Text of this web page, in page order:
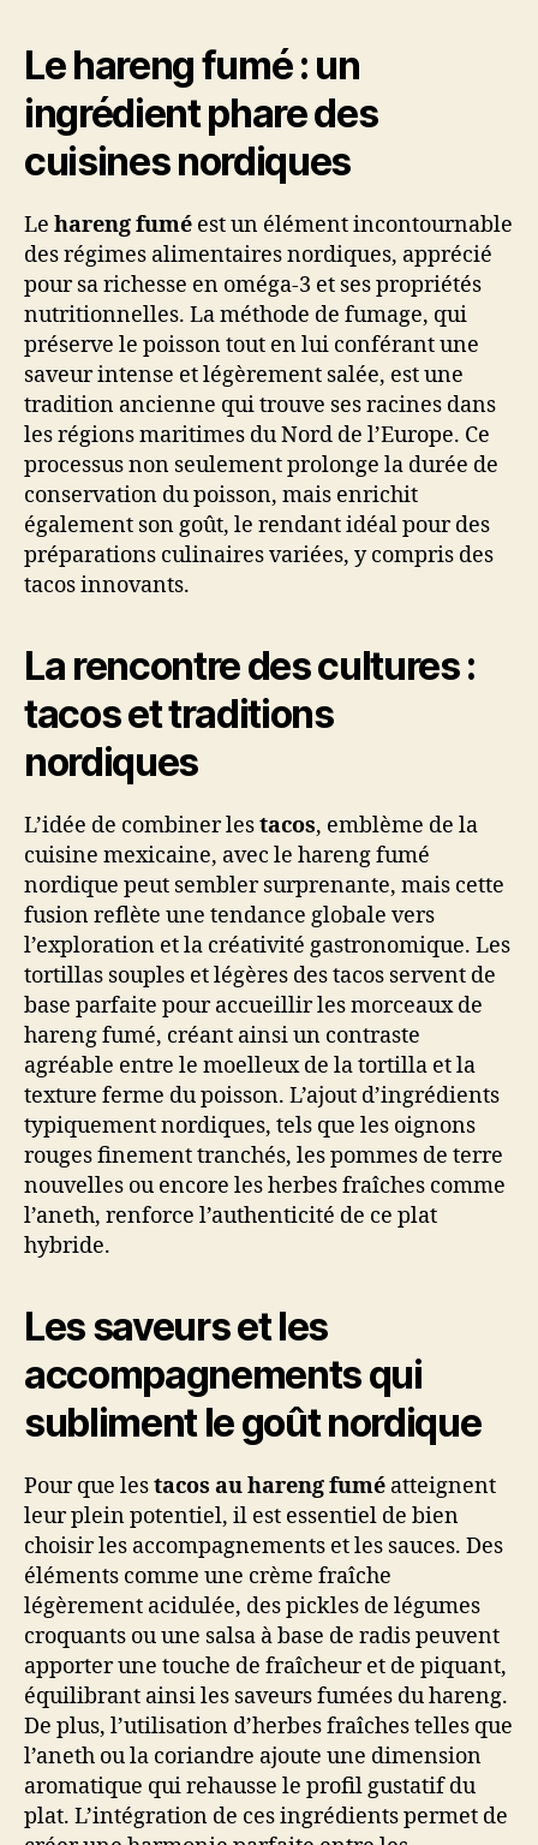
Le hareng fumé : un
ingrédient phare des
cuisines nordiques
Le hareng fumé est un élément incontournable
des régimes alimentaires nordiques, apprécié
pour sa richesse en oméga-3 et ses propriétés
nutritionnelles. La méthode de fumage, qui
préserve le poisson tout en lui conférant une
saveur intense et légèrement salée, est une
tradition ancienne qui trouve ses racines dans
les régions maritimes du Nord de l’Europe. Ce
processus non seulement prolonge la durée de
conservation du poisson, mais enrichit
également son goût, le rendant idéal pour des
préparations culinaires variées, y compris des
tacos innovants.
La rencontre des cultures :
tacos et traditions
nordiques
L’idée de combiner lestacos, emblème de la
cuisine mexicaine, avec le hareng fumé
nordique peut sembler surprenante, mais cette
fusion reflète une tendance globale vers
l’exploration et la créativité gastronomique. Les
tortillas souples et légères des tacos servent de
base parfaite pour accueillir les morceaux de
hareng fumé, créant ainsi un contraste
agréable entre le moelleux de la tortilla et la
texture ferme du poisson. L’ajout d’ingrédients
typiquement nordiques, tels que les oignons
rouges finement tranchés, les pommes de terre
nouvelles ou encore les herbes fraîches comme
l’aneth, renforce l’authenticité de ce plat
hybride.
Les saveurs et les
accompagnements qui
subliment le goût nordique
Pour que lestacos au hareng fumé atteignent
leur plein potentiel, il est essentiel de bien
choisir les accompagnements et les sauces. Des
éléments comme une crème fraîche
légèrement acidulée, des pickles de légumes
croquants ou une salsa à base de radis peuvent
apporter une touche de fraîcheur et de piquant,
équilibrant ainsi les saveurs fumées du hareng.
De plus, l’utilisation d’herbes fraîches telles que
l’aneth ou la coriandre ajoute une dimension
aromatique qui rehausse le profil gustatif du
plat. L’intégration de ces ingrédients permet de